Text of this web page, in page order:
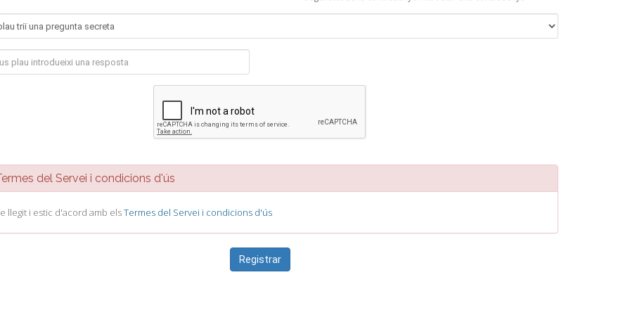
del Servei i condicions d'ús
llegit i estic d'acord amb elsTermes del Servei i condicions d'ús